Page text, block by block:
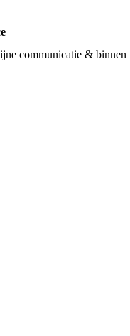
communicatie &